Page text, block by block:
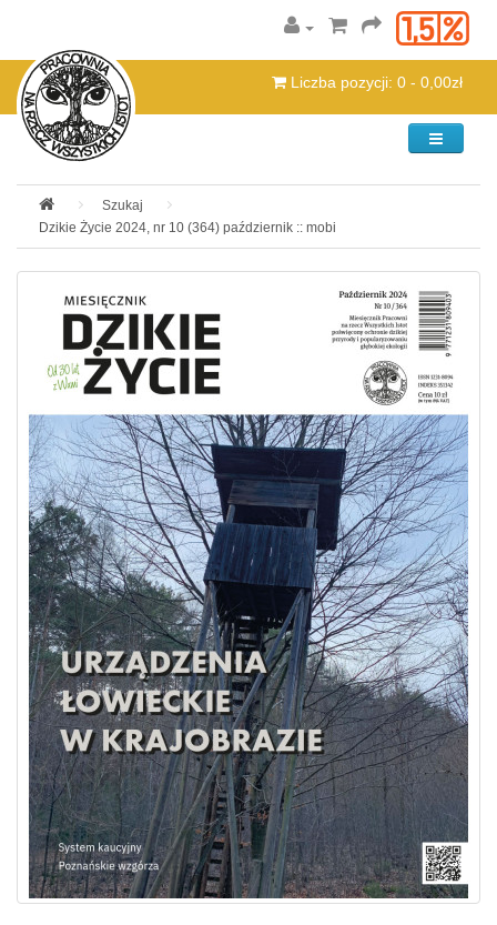
Liczba pozycji: 0 - 0,00zł
Kategorie
Szukaj
Dzikie Życie 2024, nr 10 (364) październik :: mobi